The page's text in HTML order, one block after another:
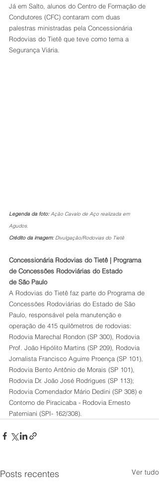
Já em Salto, alunos do Centro de Formação de
Condutores (CFC) contaram com duas
palestras ministradas pela Concessionária
Rodovias do Tietê que teve como tema a
Segurança Viária.
Legenda da foto: Ação Cavalo de Aço realizada em
Agudos.
Crédito da imagem: Divulgação/Rodovias do Tietê
Concessionária Rodovias do Tietê | Programa
de Concessões Rodoviárias do Estado
de São Paulo
A Rodovias do Tietê faz parte do Programa de
Concessões Rodoviárias do Estado de São
Paulo, responsável pela manutenção e
operação de 415 quilômetros de rodovias:
Rodovia Marechal Rondon (SP 300), Rodovia
Prof. João Hipólito Martins (SP 209), Rodovia
Jornalista Francisco Aguirre Proença (SP 101),
Rodovia Bento Antônio de Morais (SP 101),
Rodovia Dr. João José Rodrigues (SP 113);
Rodovia Comendador Mário Dedini (SP 308) e
Contorno de Piracicaba - Rodovia Ernesto
Paterniani (SPI- 162/308).
Posts recentes Ver tudo